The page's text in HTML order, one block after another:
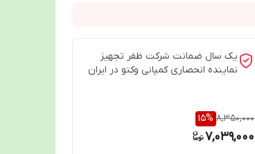
یک سال ضمانت شرکت ظفر تجهیز
نماینده انحصاری کمپانی وکتو در ایران
8,350,000
15%
7,039,000